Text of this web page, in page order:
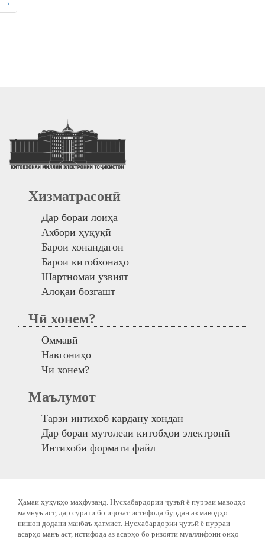
›
Хизматрасонӣ
Дар бораи лоиҳа
Ахбори ҳуқуқӣ
Барои хонандагон
Барои китобхонаҳо
Шартномаи узвият
Алоқаи бозгашт
Чӣ хонем?
Оммавӣ
Навгониҳо
Чӣ хонем?
Маълумот
Тарзи интихоб кардану хондан
Дар бораи мутолеаи китобҳои электронӣ
Интихоби формати файл
Ҳамаи ҳуқуқҳо маҳфузанд. Нусхабардории ҷузъӣ ё пурраи маводҳо
мамнӯъ аст, дар сурати бо иҷозат истифода бурдан аз маводҳо
нишон додани манбаъ ҳатмист. Нусхабардории ҷузъӣ ё пурраи
асарҳо манъ аст, истифода аз асарҳо бо ризояти муаллифони онҳо